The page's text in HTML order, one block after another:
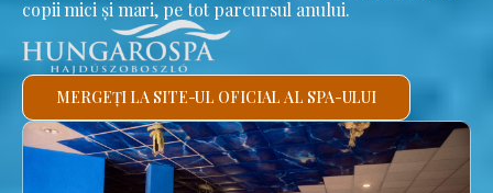
copii mici și mari, pe tot parcursul anului.
MERGEȚI LA SITE-UL OFICIAL AL SPA-ULUI